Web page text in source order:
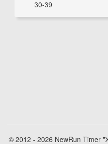
30-39
© 2012 - 2026 NewRun Timer